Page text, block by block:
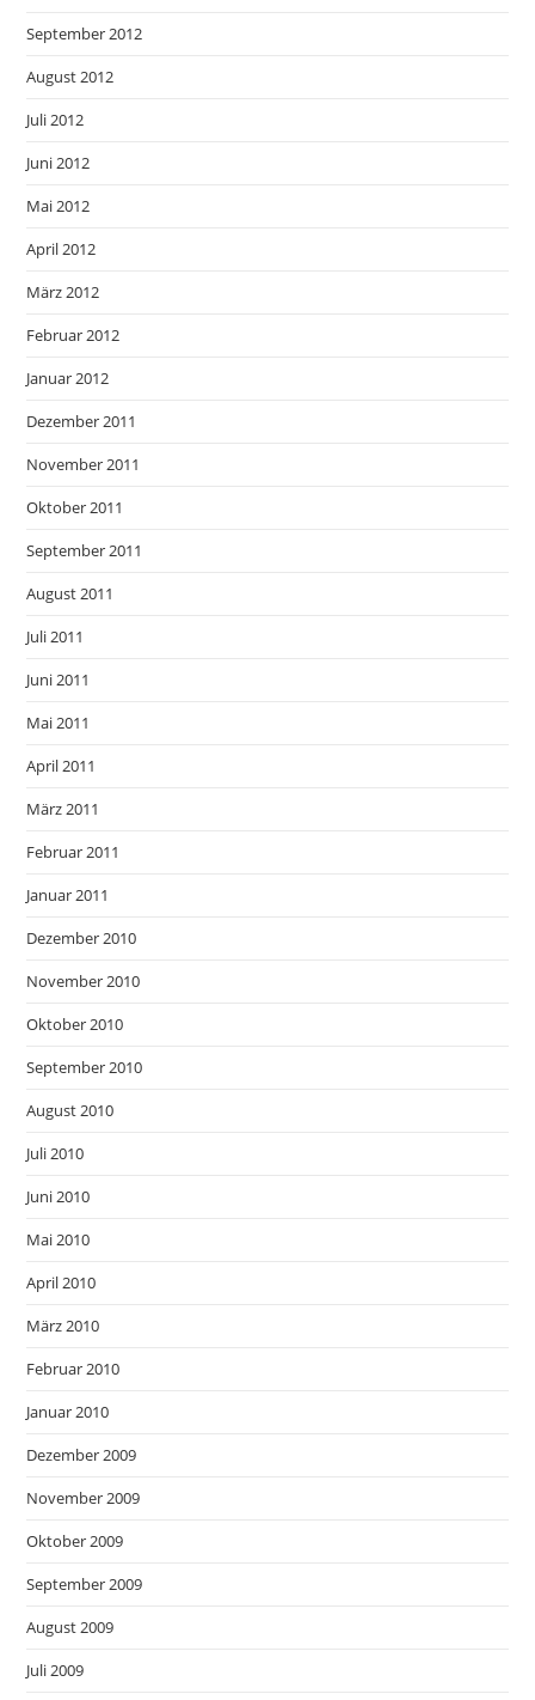
September 2012
August 2012
Juli 2012
Juni 2012
Mai 2012
April 2012
März 2012
Februar 2012
Januar 2012
Dezember 2011
November 2011
Oktober 2011
September 2011
August 2011
Juli 2011
Juni 2011
Mai 2011
April 2011
März 2011
Februar 2011
Januar 2011
Dezember 2010
November 2010
Oktober 2010
September 2010
August 2010
Juli 2010
Juni 2010
Mai 2010
April 2010
März 2010
Februar 2010
Januar 2010
Dezember 2009
November 2009
Oktober 2009
September 2009
August 2009
Juli 2009